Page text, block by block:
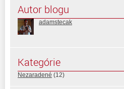
Autor blogu
adamstecak
Kategórie
Nezaradené (12)